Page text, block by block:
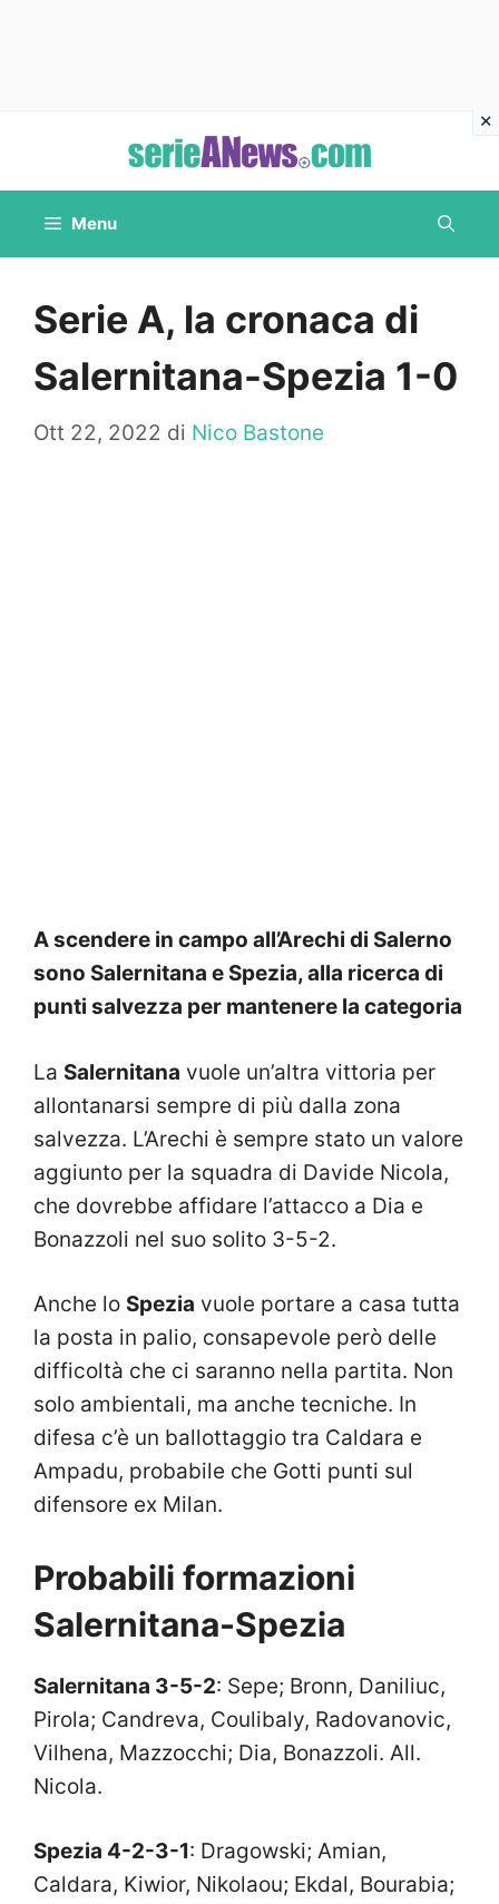
contenuto
Menu
Serie A, la cronaca di
Salernitana-Spezia 1-0
Ott 22, 2022 di Nico Bastone
A scendere in campo all’Arechi di Salerno
sono Salernitana e Spezia, alla ricerca di
punti salvezza per mantenere la categoria
La Salernitana vuole un’altra vittoria per
allontanarsi sempre di più dalla zona
salvezza. L’Arechi è sempre stato un valore
aggiunto per la squadra di Davide Nicola,
che dovrebbe affidare l’attacco a Dia e
Bonazzoli nel suo solito 3-5-2.
Anche lo Spezia vuole portare a casa tutta
la posta in palio, consapevole però delle
difficoltà che ci saranno nella partita. Non
solo ambientali, ma anche tecniche. In
difesa c’è un ballottaggio tra Caldara e
Ampadu, probabile che Gotti punti sul
difensore ex Milan.
Probabili formazioni
Salernitana-Spezia
Salernitana 3-5-2: Sepe; Bronn, Daniliuc,
Pirola; Candreva, Coulibaly, Radovanovic,
Vilhena, Mazzocchi; Dia, Bonazzoli. All.
Nicola.
Spezia 4-2-3-1: Dragowski; Amian,
Caldara, Kiwior, Nikolaou; Ekdal, Bourabia;